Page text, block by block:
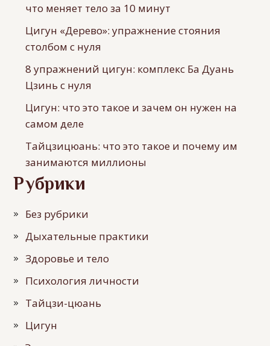
что меняет тело за 10 минут
Цигун «Дерево»: упражнение стояния
столбом с нуля
8 упражнений цигун: комплекс Ба Дуань
Цзинь с нуля
Цигун: что это такое и зачем он нужен на
самом деле
Тайцзицюань: что это такое и почему им
занимаются миллионы
Рубрики
Без рубрики
Дыхательные практики
Здоровье и тело
Психология личности
Тайцзи-цюань
Цигун